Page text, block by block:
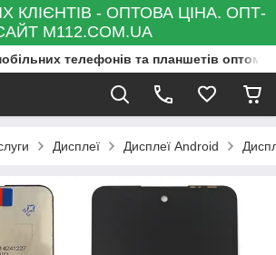
КЛІЄНТІВ - ОПТОВА ЦІНА. ОПТ-
M112.COM.UA
телефонів та планшетів оптом
Дисплеї Дисплеї Android